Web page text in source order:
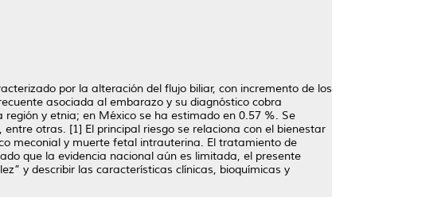
por la alteración del flujo biliar, con incremento de los
asociada al embarazo y su diagnóstico cobra
y etnia; en México se ha estimado en 0.57 %. Se
otras. [1] El principal riesgo se relaciona con el bienestar
meconial y muerte fetal intrauterina. El tratamiento de
que la evidencia nacional aún es limitada, el presente
y describir las características clínicas, bioquímicas y